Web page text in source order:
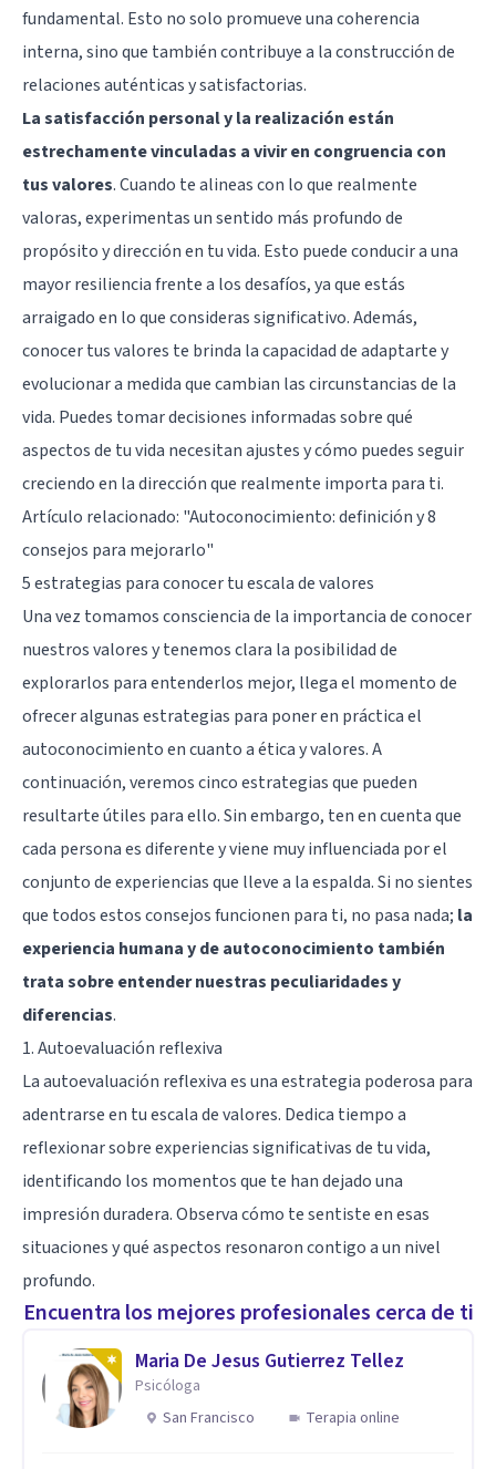
fundamental. Esto no solo promueve una coherencia
interna, sino que también contribuye a la construcción de
relaciones auténticas y satisfactorias.
La satisfacción personal y la realización están
estrechamente vinculadas a vivir en congruencia con
tus valores. Cuando te alineas con lo que realmente
valoras, experimentas un sentido más profundo de
propósito y dirección en tu vida. Esto puede conducir a una
mayor resiliencia frente a los desafíos, ya que estás
arraigado en lo que consideras significativo. Además,
conocer tus valores te brinda la capacidad de adaptarte y
evolucionar a medida que cambian las circunstancias de la
vida. Puedes tomar decisiones informadas sobre qué
aspectos de tu vida necesitan ajustes y cómo puedes seguir
creciendo en la dirección que realmente importa para ti.
Artículo relacionado: "Autoconocimiento: definición y 8
consejos para mejorarlo"
5 estrategias para conocer tu escala de valores
Una vez tomamos consciencia de la importancia de conocer
nuestros valores y tenemos clara la posibilidad de
explorarlos para entenderlos mejor, llega el momento de
ofrecer algunas estrategias para poner en práctica el
autoconocimiento en cuanto a ética y valores. A
continuación, veremos cinco estrategias que pueden
resultarte útiles para ello. Sin embargo, ten en cuenta que
cada persona es diferente y viene muy influenciada por el
conjunto de experiencias que lleve a la espalda. Si no sientes
que todos estos consejos funcionen para ti, no pasa nada; la
experiencia humana y de autoconocimiento también
trata sobre entender nuestras peculiaridades y
diferencias.
1. Autoevaluación reflexiva
La autoevaluación reflexiva es una estrategia poderosa para
adentrarse en tu escala de valores. Dedica tiempo a
reflexionar sobre experiencias significativas de tu vida,
identificando los momentos que te han dejado una
impresión duradera. Observa cómo te sentiste en esas
situaciones y qué aspectos resonaron contigo a un nivel
profundo.
Encuentra los mejores profesionales cerca de ti
Maria De Jesus Gutierrez Tellez
Psicóloga
San Francisco
Terapia online